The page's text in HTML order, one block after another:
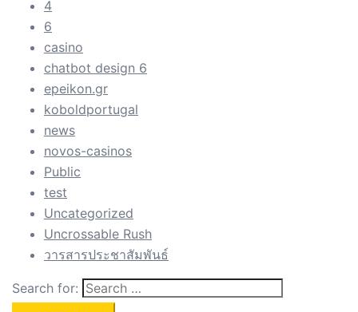
4
6
casino
chatbot design 6
epeikon.gr
koboldportugal
news
novos-casinos
Public
test
Uncategorized
Uncrossable Rush
วารสารประชาสัมพันธ์
Search for: